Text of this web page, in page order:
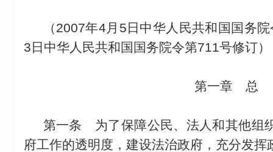
（2007年4月5日中华人民共和国国务
3日中华人民共和国国务院令第711号修订）
第一章
第一条 为了保障公民、法人和其他组
府工作的透明度，建设法治政府，充分发